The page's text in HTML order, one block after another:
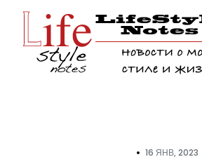
• 16 ЯНВ, 2023